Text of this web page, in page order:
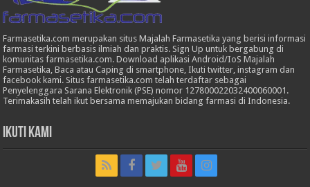
Farmasetika.com merupakan situs Majalah Farmasetika yang berisi informasi
farmasi terkini berbasis ilmiah dan praktis. Sign Up untuk bergabung di
komunitas farmasetika.com. Download aplikasi Android/IoS Majalah
Farmasetika, Baca atau Caping di smartphone, Ikuti twitter, instagram dan
facebook kami. Situs farmasetika.com telah terdaftar sebagai
Penyelenggara Sarana Elektronik (PSE) nomor 127800022032400060001.
Terimakasih telah ikut bersama memajukan bidang farmasi di Indonesia.
Ikuti Kami